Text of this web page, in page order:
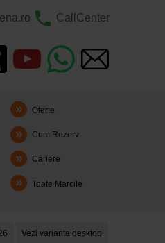
CallCenter
Oferte
Cum Rezerv
Cariere
Toate Marcile
Vezi varianta desktop